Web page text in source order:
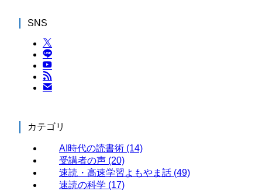
SNS
カテゴリ
AI時代の読書術 (14)
受講者の声 (20)
速読・高速学習よもやま話 (49)
速読の科学 (17)